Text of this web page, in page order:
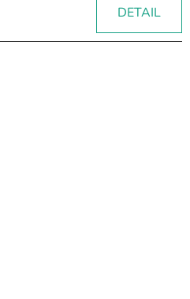
DETAIL